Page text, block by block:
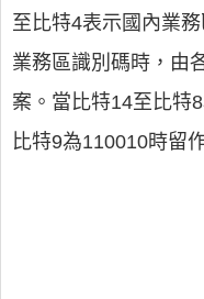
至比特4表示國內業
業務區識別碼時，由
案。當比特14至比特
比特9為110010時留